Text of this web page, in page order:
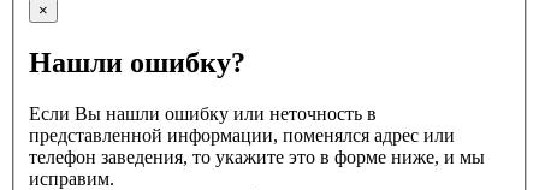
×
Нашли ошибку?
Если Вы нашли ошибку или неточность в
представленной информации, поменялся адрес или
телефон заведения, то укажите это в форме ниже, и мы
исправим.